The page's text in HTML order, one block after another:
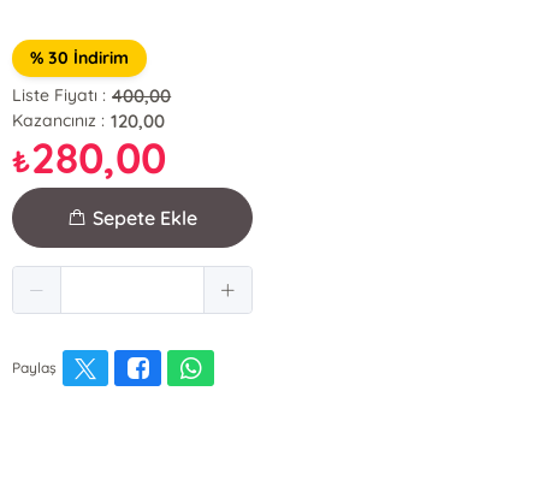
% 30 İndirim
Liste Fiyatı : 400,00
Kazancınız : 120,00
₺280,00
Sepete Ekle
Paylaş